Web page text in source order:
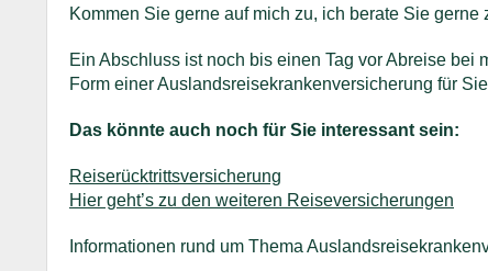
Kommen Sie gerne auf mich zu, ich berate Sie gerne
Ein Abschluss ist noch bis einen Tag vor Abreise
Form einer Auslandsreisekrankenversicherung für
Das könnte auch noch für Sie interessant sein:
Reiserücktrittsversicherung
Hier geht’s zu den weiteren Reiseversicherungen
Informationen rund um Thema